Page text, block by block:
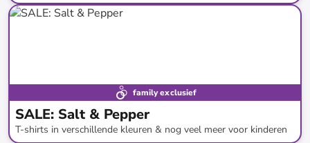
tot -78 %* Restock
family exclusief
SALE: Salt & Pepper
T-shirts in verschillende kleuren & nog veel meer voor kinderen